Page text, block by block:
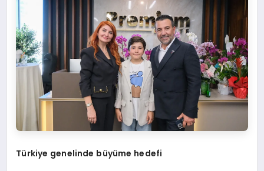
Türkiye genelinde büyüme hedefi